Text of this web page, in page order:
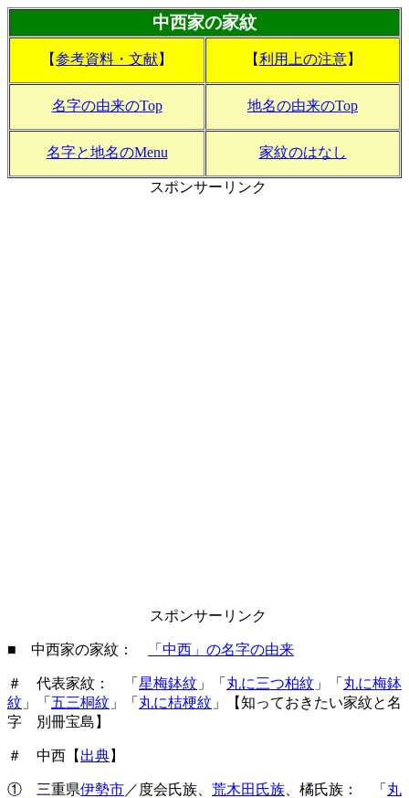
中西家の家紋
【参考資料・文献】 【利用上の注意】
名字の由来のTop 地名の由来のTop
名字と地名のMenu 家紋のはなし
スポンサーリンク
スポンサーリンク
■ 中西家の家紋： 「中西」の名字の由来
＃ 代表家紋： 「 星梅鉢紋 」「 丸に三つ柏紋 」「 丸に梅鉢
紋 」「 五三桐紋 」「 丸に桔梗紋 」【知っておきたい家紋と名
字 別冊宝島】
＃ 中西【 出典】
① 三重県伊勢市／度会氏族、 荒木田氏族 、橘氏族： 「 丸